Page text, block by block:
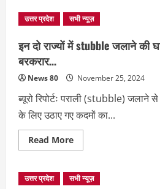
Court
ने
डीजल
वाहनों
डीजल
वाहन
अब
10
15
तक
सड़को
पर
उत्तर प्रदेश सभी न्यूज़
इन दो राज्यों में stubble जलाने की
बरकरार…
News 80 November 25, 2024
ब्यूरो रिपोर्टः पराली (stubble) जलाने
के लिए उठाए गए कदमों का...
Read MoreRead
more
दो
राज्यों
उत्तर प्रदेश सभी न्यूज़